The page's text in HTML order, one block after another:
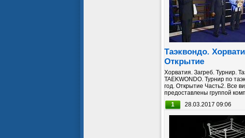
Таэквондо.
Открытие
Хорватия. Загреб. Турнир.
TAEKWONDO. Турнир по
год. Открытие Часть2. Все
предоставлены группой
1
28.03.2017 09:06